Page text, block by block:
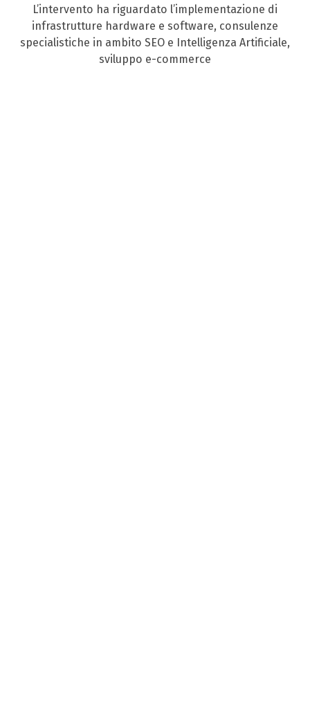
L’intervento ha riguardato l’implementazione di
infrastrutture hardware e software, consulenze
specialistiche in ambito SEO e Intelligenza Artificiale,
sviluppo e-commerce